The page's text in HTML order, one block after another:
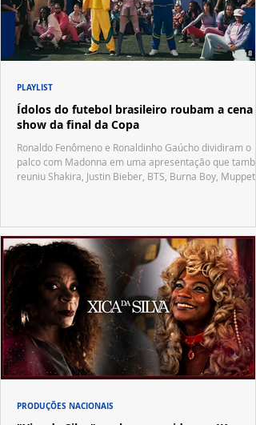
Ídolos do futebol brasileiro roubam a cena
show da final da Copa
Ronaldo Fenômeno e Ronaldinho Gaúcho dividiram o
palco com Madonna em uma apresentação que
reuniu Shakira, Justin Bieber, BTS, Burna Boy, Muppets,
PLAYLIST
PRODUÇÕES NACIONAIS